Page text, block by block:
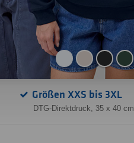
Größen XXS bis 3XL
DTG-Direktdruck, 35 x 40 cm